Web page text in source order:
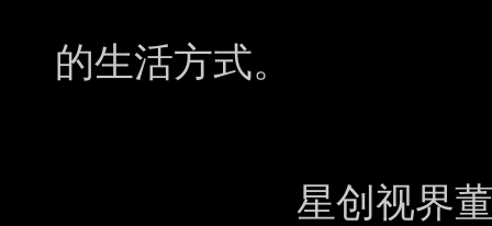
的生活方式。
星创视界